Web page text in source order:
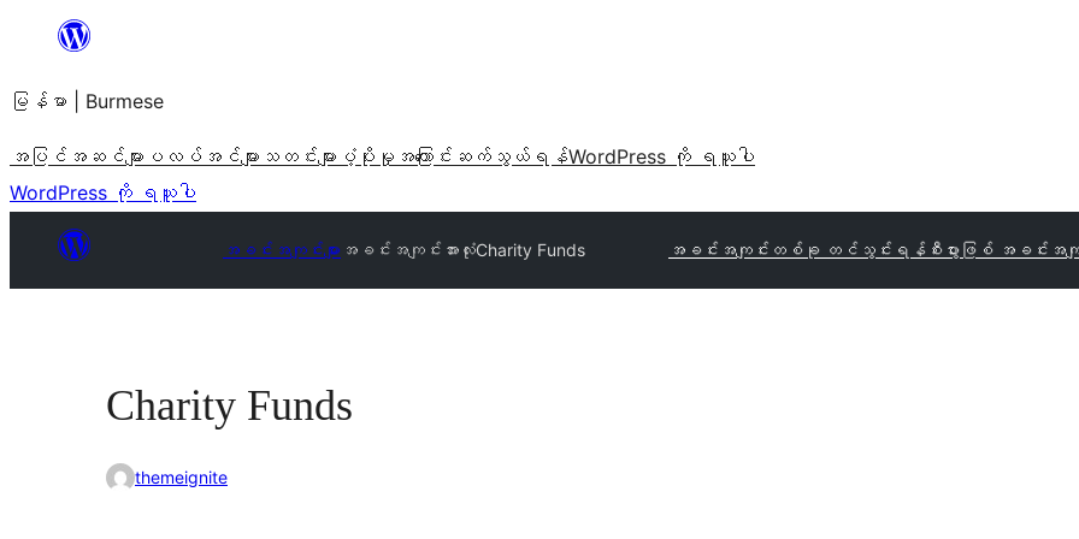
အကြောင်းအရာ
ကျော်သွား
ရန်
မြန်မာ | Burmese
အပြင်အဆင်များ ပလပ်အင်များ သတင်းများ ပံ့ပိုးမှု အကြောင်း ဆက်သွယ်ရန်WordPress ကို ရယူပါ
WordPress ကို ရယူပါ
အခင်းအကျင်းများ အခင်းအကျင်းအားလုံးCharity Funds အခင်းအကျင်းတစ်ခု တင်သွင်းရန် စီးပွားဖြစ် အခင်းအ
Charity Funds
themeignite